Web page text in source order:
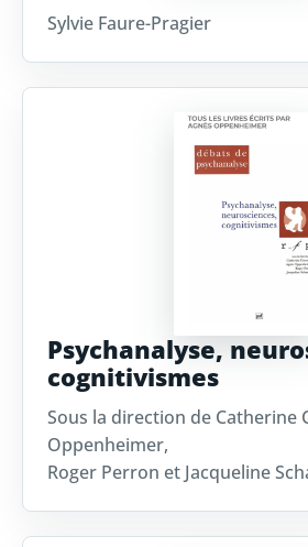
Sylvie Faure-Pragier
Psychanalyse,
cognitivismes
Sous la direction de Catherine
Oppenheimer,
Roger Perron et Jacqueline